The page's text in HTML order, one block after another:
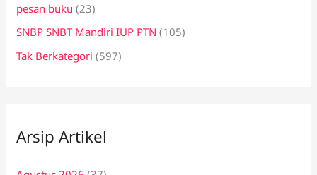
pesan buku (23)
SNBP SNBT Mandiri IUP PTN (105)
Tak Berkategori (597)
Arsip Artikel